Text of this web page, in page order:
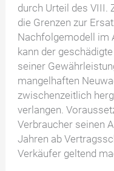
durch Urteil des VIII.
die Grenzen zur
Nachfolgemodell im
kann der
seiner
mangelhaften
zwischenzeitlich
verlangen.
Verbraucher seinen
Jahren ab
Verkäufer geltend